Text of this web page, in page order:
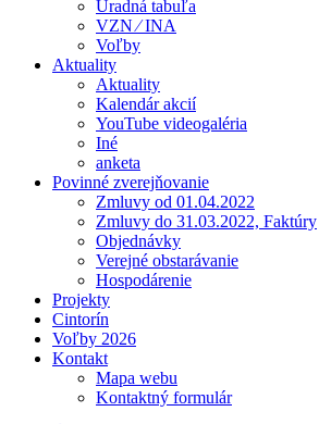
Úradná tabuľa
VZN ⁄ INA
Voľby
Aktuality
Aktuality
Kalendár akcií
YouTube videogaléria
Iné
anketa
Povinné zverejňovanie
Zmluvy od 01.04.2022
Zmluvy do 31.03.2022, Faktúry
Objednávky
Verejné obstarávanie
Hospodárenie
Projekty
Cintorín
Voľby 2026
Kontakt
Mapa webu
Kontaktný formulár